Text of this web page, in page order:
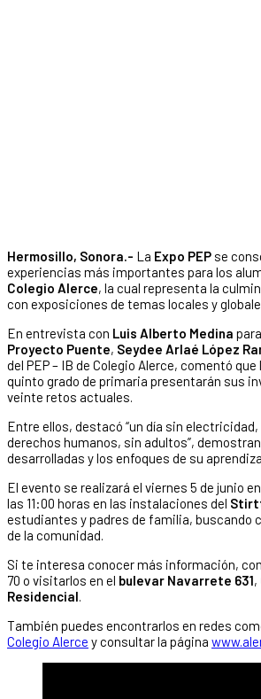
Hermosillo, Sonora.- La Expo PEP se
experiencias más importantes para los
Colegio Alerce, la cual representa la
con exposiciones de temas locales y
En entrevista con Luis Alberto Medina
Proyecto Puente, Seydee Arlaé López
del PEP – IB de Colegio Alerce, comentó
quinto grado de primaria presentarán sus
veinte retos actuales.
Entre ellos, destacó “un día sin
derechos humanos, sin adultos”,
desarrolladas y los enfoques de su
El evento se realizará el viernes 5 de junio
las 11:00 horas en las instalaciones del
estudiantes y padres de familia, buscando
de la comunidad.
Si te interesa conocer más información,
70 o visitarlos en el bulevar Navarrete 631,
Residencial.
También puedes encontrarlos en redes
Colegio Alerce y consultar la página